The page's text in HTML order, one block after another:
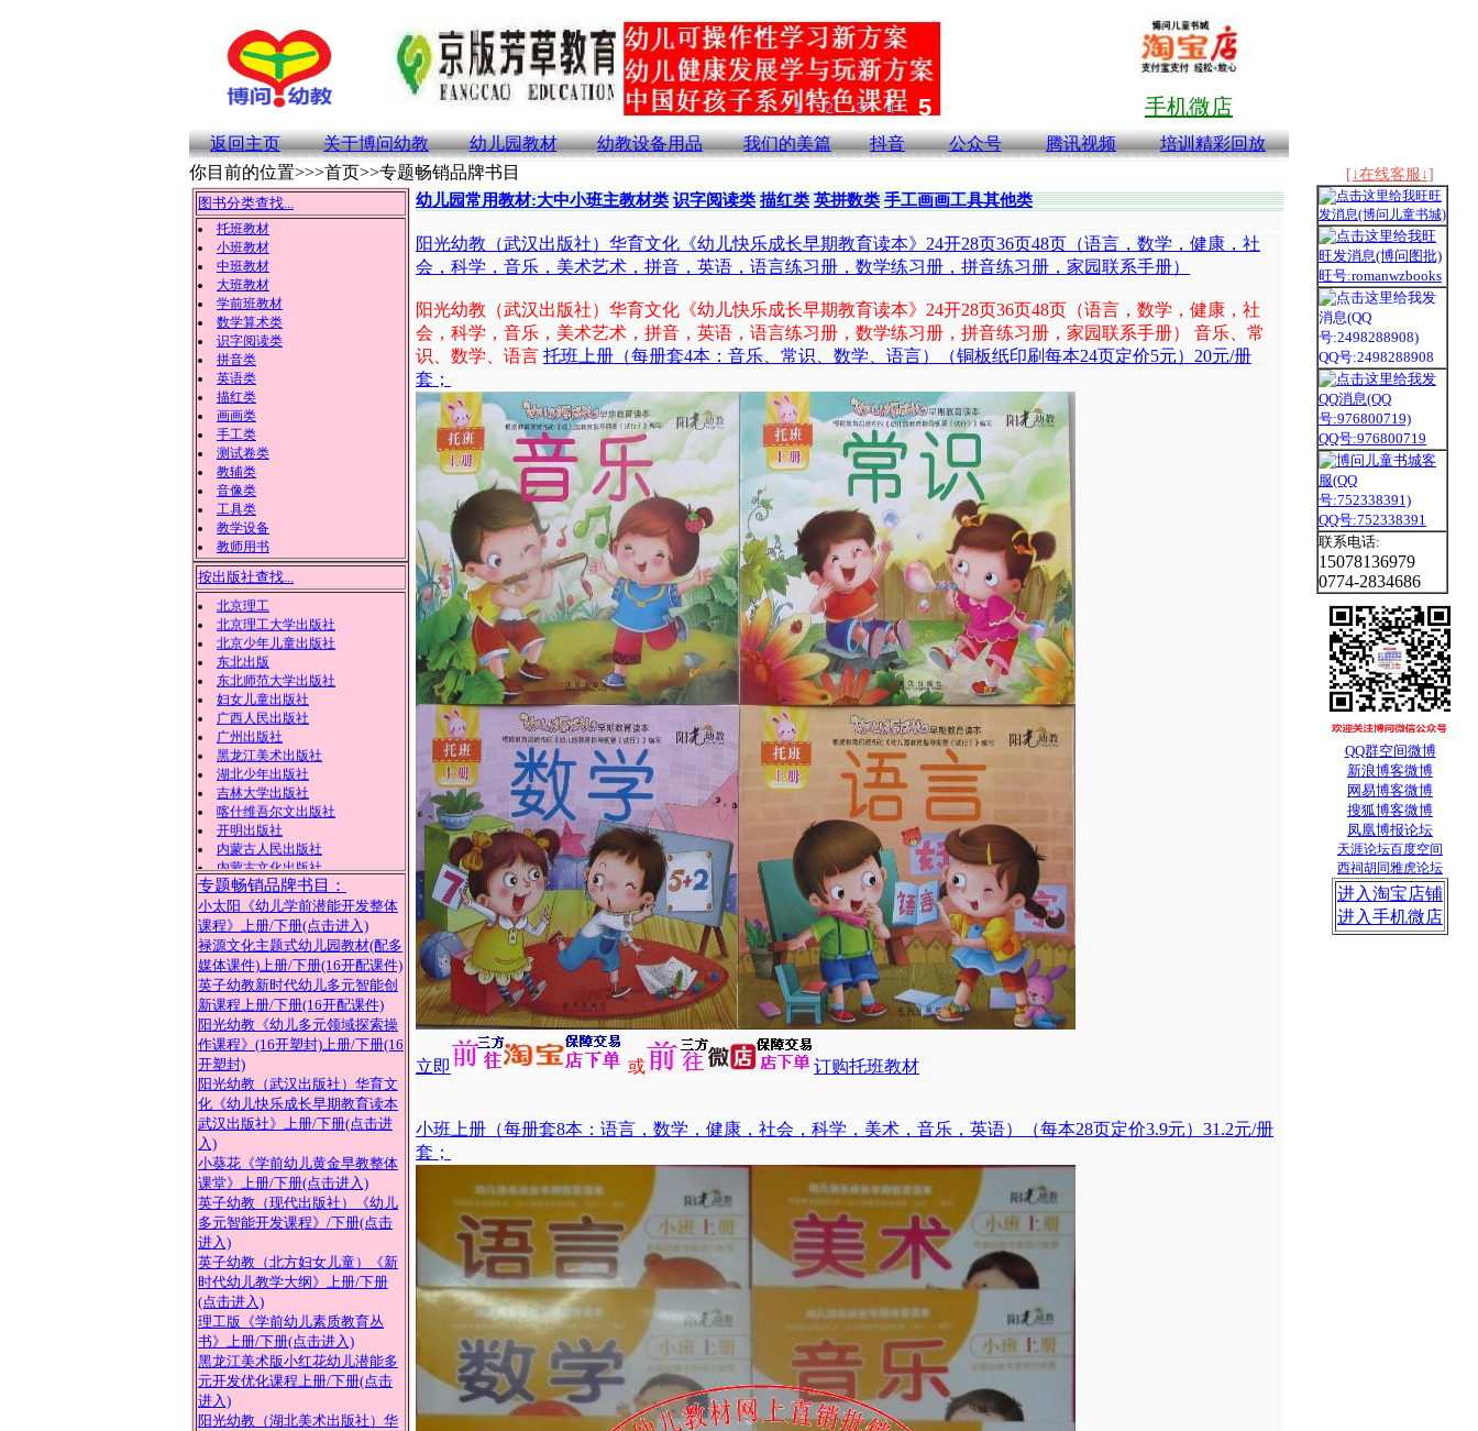
手机微店
返回主页 关于博问幼教 幼儿园教材 幼教设备用品 我们的美篇 抖音 公众号 腾讯视频
培训精彩回放
你目前的位置>>>首页>>专题畅销品牌书目
图书分类查找...
托班教材
小班教材
中班教材
大班教材
学前班教材
数学算术类
识字阅读类
拼音类
英语类
描红类
画画类
手工类
测试卷类
教辅类
音像类
工具类
教学设备
教师用书
按出版社查找...
安徽美术出版社
北方妇女儿童出版社
北京教育
北京理工
北京理工大学出版社
北京少年儿童出版社
东北出版
东北师范大学出版社
妇女儿童出版社
广西人民出版社
广州出版社
黑龙江美术出版社
湖北少年出版社
吉林大学出版社
喀什维吾尔文出版社
开明出版社
内蒙古人民出版社
内蒙古文化出版社
陕西旅游出版社
武汉出版社
西北农林科技大学出版社
现代出版社
新疆美术摄影出版
新疆美术摄影出版社
新疆青少年出版社
新疆人民出版社
新蕾出版社
延边大学出版社
延边人民出版社
云南出版
中国和平出版社
专题畅销品牌书目：
小太阳《幼儿学前潜能开发整体
课程》上册/下册(点击进入)
禄源文化主题式幼儿园教材(配多
媒体课件)上册/下册(16开配课件)
英子幼教新时代幼儿多元智能创
新课程上册/下册(16开配课件)
阳光幼教《幼儿多元领域探索操
作课程》(16开塑封)上册/下册(16
开塑封)
阳光幼教（武汉出版社）华育文
化《幼儿快乐成长早期教育读本
武汉出版社》上册/下册(点击进
入)
小葵花《学前幼儿黄金早教整体
课堂》上册/下册(点击进入)
英子幼教（现代出版社）《幼儿
多元智能开发课程》 /下册(点击
进入)
英子幼教（北方妇女儿童）《新
时代幼儿教学大纲》上册/下册
(点击进入)
理工版《学前幼儿素质教育丛
书》上册/下册(点击进入)
黑龙江美术版小红花幼儿潜能多
元开发优化课程上册/下册(点击
进入)
阳光幼教（湖北美术出版社）华
幼儿园常用教材:大中小班主教材类 识字阅读类 描红类 英拼数类 手工画画工具其他类
阳光幼教（武汉出版社）华育文化《幼儿快乐成长早期教育读本》24开28页36页48页（语言，数学，健康，社
会，科学，音乐，美术艺术，拼音，英语，语言练习册，数学练习册，拼音练习册，家园联系手册）
阳光幼教（武汉出版社）华育文化《幼儿快乐成长早期教育读本》24开28页36页48页（语言，数学，健康，社
会，科学，音乐，美术艺术，拼音，英语，语言练习册，数学练习册，拼音练习册，家园联系手册） 音乐、常
识、数学、语言 托班上册（每册套4本：音乐、常识、数学、语言）（铜板纸印刷每本24页定价5元）20元/册
套；
立即 或 订购托班教材
小班上册（每册套8本：语言，数学，健康，社会，科学，美术，音乐，英语）（每本28页定价3.9元）31.2元/册
套；
[↓在线客服↓]
旺号:romanwzbooks
QQ号:2498288908
QQ号:976800719
QQ号:752338391
联系电话:
15078136979
0774-2834686
QQ群空间微博
新浪博客微博
网易博客微博
搜狐博客微博
凤凰博报论坛
天涯论坛百度空间
西祠胡同雅虎论坛
进入淘宝店铺
进入手机微店